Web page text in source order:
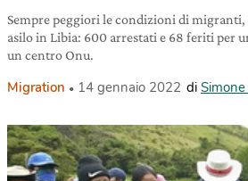
Sempre peggiori le condizioni di
asilo in Libia: 600 arrestati e 68 feriti per
un centro Onu.
Migration 14 gennaio 2022 di